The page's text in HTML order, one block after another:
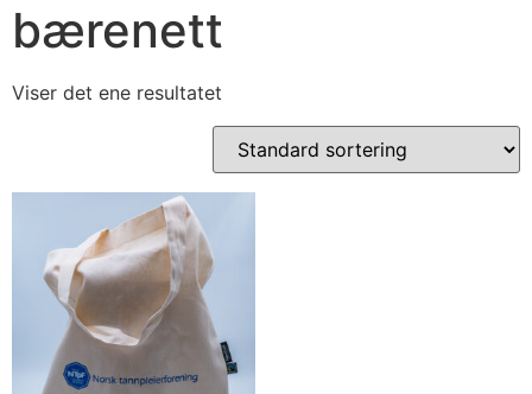
bærenett
Viser det ene resultatet